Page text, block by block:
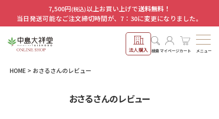
7,500円(税込)以上お買い上げで送料無料！
当日発送可能なご注文締切時間が、7：30に変更になりました。
法人購入 検索マイページカート メニュー
HOME おさるさんのレビュー
おさるさんのレビュー